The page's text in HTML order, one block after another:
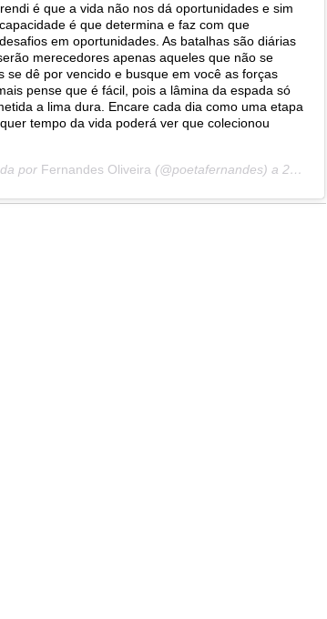
é que a vida não nos dá oportunidades e sim
é que determina e faz com que
em oportunidades. As batalhas são diárias
merecedores apenas aqueles que não se
se dê por vencido e busque em você as forças
pense que é fácil, pois a lâmina da espada só
a lima dura. Encare cada dia como uma etapa
tempo da vida poderá ver que colecionou
por Fernandes Oliveira (@poetafernandes) a 28 de Mai, 2016 às 11:58 PDT